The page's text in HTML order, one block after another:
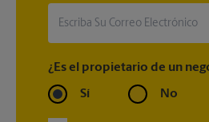
¿Es el propietario de un
Sí No